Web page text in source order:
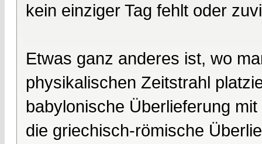
kein einziger Tag fehlt oder
Etwas ganz anderes ist, wo
physikalischen Zeitstrahl
babylonische Überlieferung
die griechisch-römische